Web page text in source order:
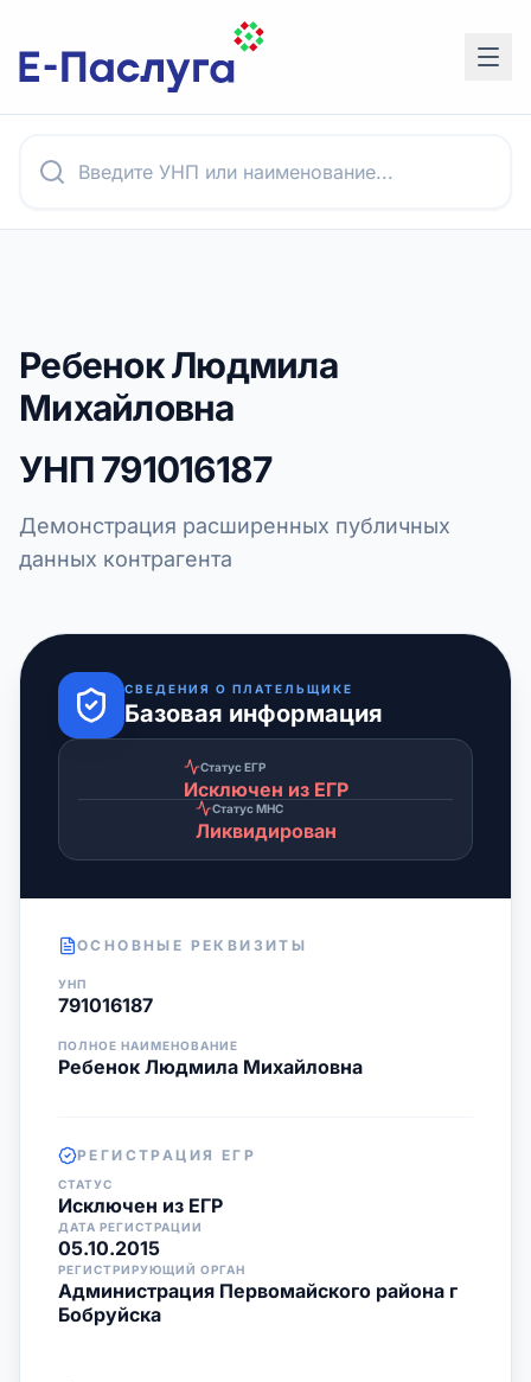
Ребенок Людмила
Михайловна
УНП791016187
Демонстрация расширенных публичных
данных контрагента
СВЕДЕНИЯ О ПЛАТЕЛЬЩИКЕ
Базовая информация
Статус ЕГР
Исключен из ЕГР
Статус МНС
Ликвидирован
ОСНОВНЫЕ РЕКВИЗИТЫ
УНП
791016187
ПОЛНОЕ НАИМЕНОВАНИЕ
Ребенок Людмила Михайловна
РЕГИСТРАЦИЯ ЕГР
СТАТУС
Исключен из ЕГР
ДАТА РЕГИСТРАЦИИ
05.10.2015
РЕГИСТРИРУЮЩИЙ ОРГАН
Администрация Первомайского района г
Бобруйска